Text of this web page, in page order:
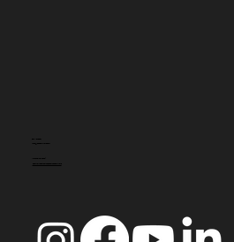
info@doccoimbra.com
MORADA FISCAL: